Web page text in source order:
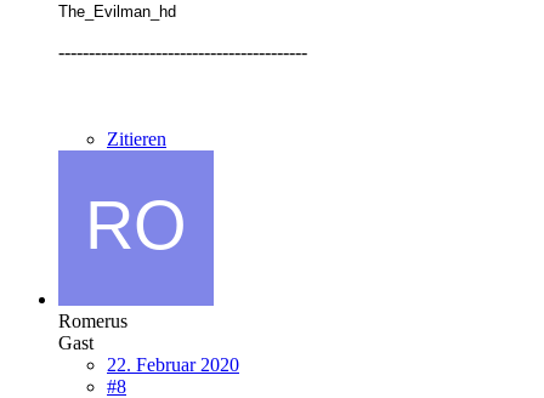
The_Evilman_hd
-----------------------------------------
Zitieren
Romerus
Gast
22. Februar 2020
#8